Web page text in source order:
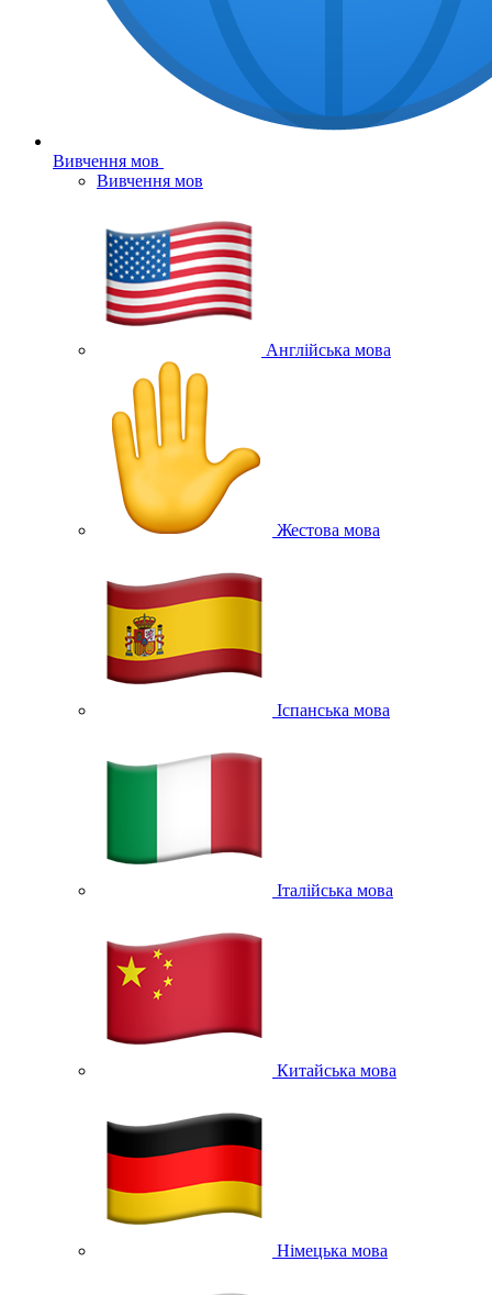
Вивчення мов
Вивчення мов
Англійська мова
Жестова мова
Іспанська мова
Італійська мова
Китайська мова
Німецька мова